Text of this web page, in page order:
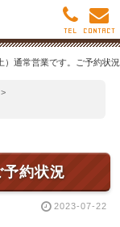
）通常営業です。ご予約状況
>
約状況
2023-07-22
CONTACT
TEL